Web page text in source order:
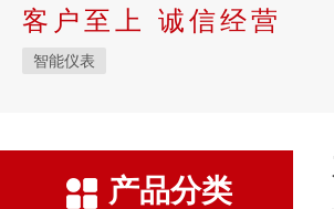
客户至上 诚信经营
智能仪表
产品分类